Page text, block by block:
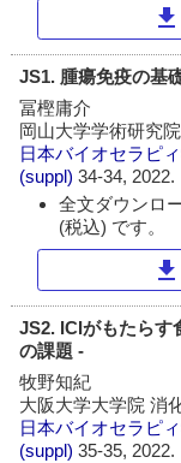
download
JS1. 腫瘍免疫の基
冨樫庸介
岡山大学学術研究
日本バイオセラピ
(suppl)34-34, 2022.
全文ダウンロ
(税込) です。
download
JS2. ICIがもたらす
の課題 -
牧野知紀
大阪大学大学院 消
日本バイオセラピ
(suppl)35-35, 2022.